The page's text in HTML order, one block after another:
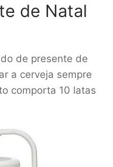
de Natal
de presente de
a cerveja sempre
comporta 10 latas